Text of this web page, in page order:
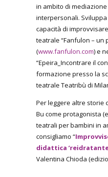
in ambito di
interpersonali.
capacità di
teatrale “Fanfulon – un
(www.fanfulon.com) e
“Epeira_Incontrare il
formazione presso la
teatrale Teatribù di
Per leggere altre storie
Bu come protagonista
teatrali per bambini in
consigliamo “
didattica
Valentina Chioda